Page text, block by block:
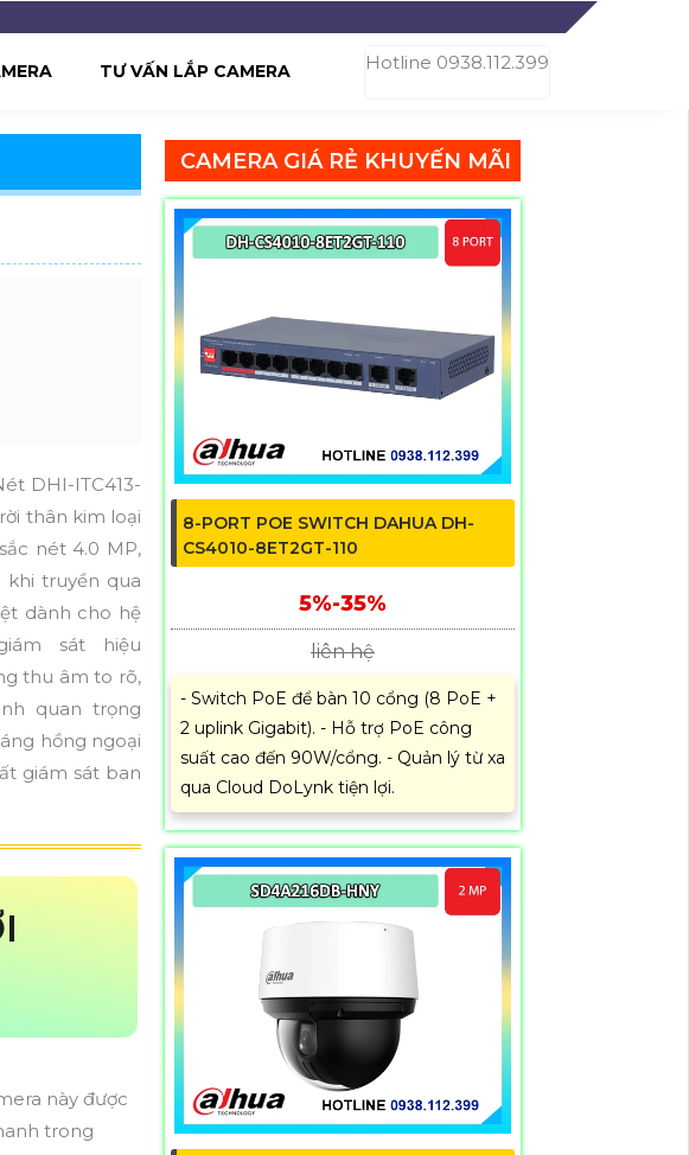
Hotline 0938.112.399
TƯ VẤN LẮP CAMERA
DHI-ITC413-
thân kim loại
nét 4.0 MP,
khi truyền qua
dành cho hệ
sát hiệu
thu âm to rõ,
quan trọng
hồng ngoại
giám sát ban
này được
trong
CAMERA GIÁ RẺ KHUYẾN MÃI
8-PORT POE SWITCH DAHUA DH-
CS4010-8ET2GT-110
5%-35%
liên hệ
- Switch PoE để bàn 10 cổng (8 PoE +
2 uplink Gigabit). - Hỗ trợ PoE công
suất cao đến 90W/cổng. - Quản lý từ xa
qua Cloud DoLynk tiện lợi.